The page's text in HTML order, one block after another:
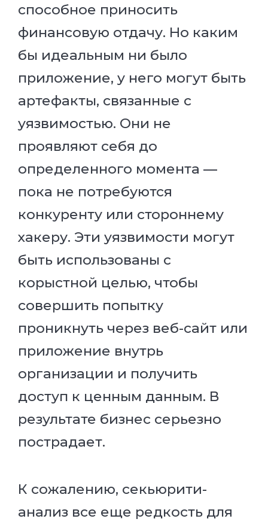
способное приносить
финансовую отдачу. Но каким
бы идеальным ни было
приложение, у него могут быть
артефакты, связанные с
уязвимостью. Они не
проявляют себя до
определенного момента —
пока не потребуются
конкуренту или стороннему
хакеру. Эти уязвимости могут
быть использованы с
корыстной целью, чтобы
совершить попытку
проникнуть через веб-сайт или
приложение внутрь
организации и получить
доступ к ценным данным. В
результате бизнес серьезно
пострадает.
К сожалению, секьюрити-
анализ все еще редкость для